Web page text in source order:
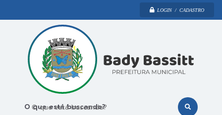
LOGIN / CADASTRO
O que está buscando?